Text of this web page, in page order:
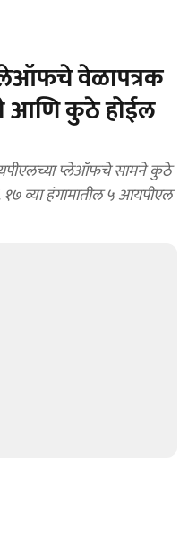
वेळापत्रक
आणि कुठे होईल
प्लेऑफचे सामने कुठे
१७ व्या हंगामातील ५ आयपीएल